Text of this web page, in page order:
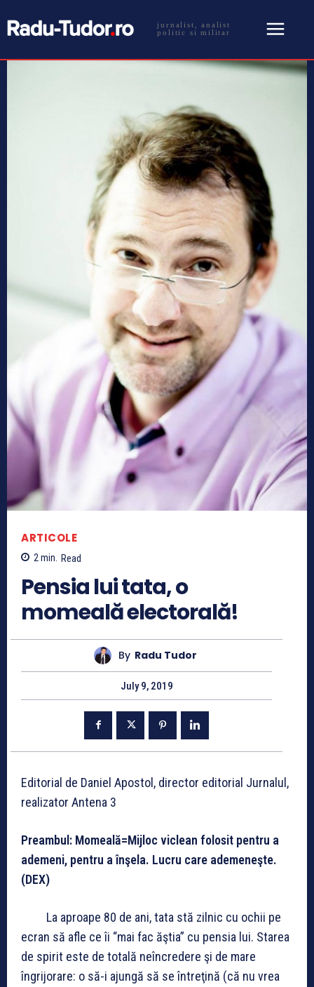
jurnalist, analist
politic si militar
ARTICOLE
2min. Read
Pensia lui tata, o
momeală electorală!
By Radu Tudor
July 9, 2019
Editorial de Daniel Apostol, director editorial Jurnalul,
realizator Antena 3
Preambul: Momeală=Mijloc viclean folosit pentru a
ademeni, pentru a înşela. Lucru care ademeneşte.
(DEX)
La aproape 80 de ani, tata stă zilnic cu ochii pe
ecran să afle ce îi “mai fac ăştia” cu pensia lui. Starea
de spirit este de totală neîncredere şi de mare
îngrijorare: o să-i ajungă să se întreţină (că nu vrea